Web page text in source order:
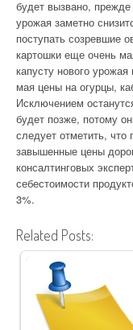
будет вызвано,
урожая заметно
поступать созревшие
картошки еще очень
капусту нового
мая цены на огурцы,
Исключением
будет позже, потому
следует отметить,
завышенные цены
консалтинговых
себестоимости
3%.
Related Posts: